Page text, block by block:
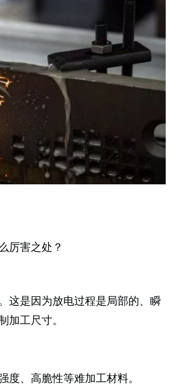
厉害之处？
这是因为放电过程是局部的、瞬
加工尺寸。
、高脆性等难加工材料。